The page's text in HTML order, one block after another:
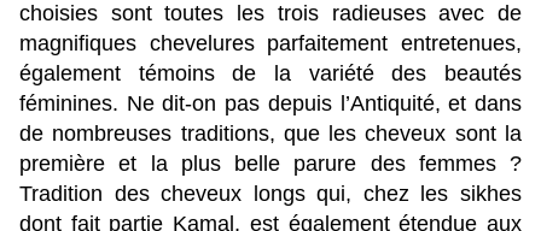
choisies sont toutes les trois radieuses avec de
magnifiques chevelures parfaitement entretenues,
également témoins de la variété des beautés
féminines. Ne dit-on pas depuis l’Antiquité, et dans
de nombreuses traditions, que les cheveux sont la
première et la plus belle parure des femmes ?
Tradition des cheveux longs qui, chez les sikhes
dont fait partie Kamal, est également étendue aux